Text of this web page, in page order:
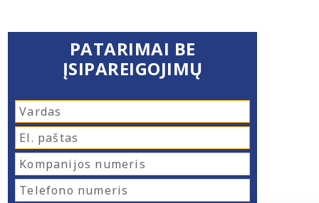
PATARIMAI BE
ĮSIPAREIGOJIMŲ